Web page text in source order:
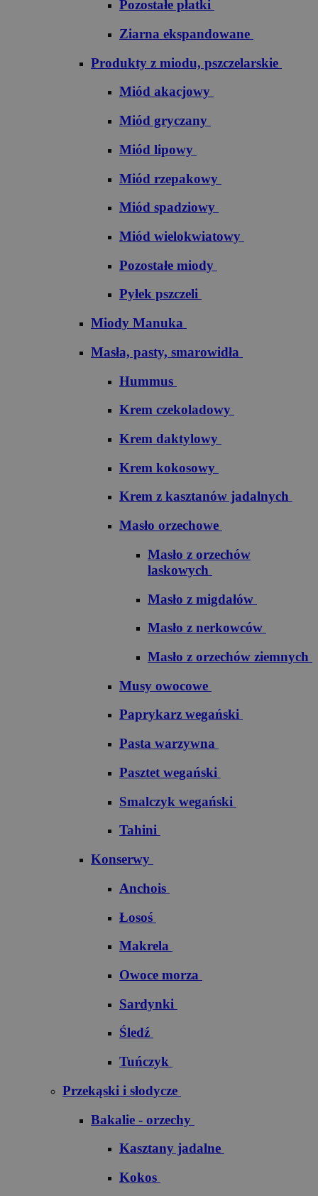
Pozostałe płatki
Ziarna ekspandowane
Produkty z miodu, pszczelarskie
Miód akacjowy
Miód gryczany
Miód lipowy
Miód rzepakowy
Miód spadziowy
Miód wielokwiatowy
Pozostałe miody
Pyłek pszczeli
Miody Manuka
Masła, pasty, smarowidła
Hummus
Krem czekoladowy
Krem daktylowy
Krem kokosowy
Krem z kasztanów jadalnych
Masło orzechowe
Masło z orzechów
laskowych
Masło z migdałów
Masło z nerkowców
Masło z orzechów ziemnych
Musy owocowe
Paprykarz wegański
Pasta warzywna
Pasztet wegański
Smalczyk wegański
Tahini
Konserwy
Anchois
Łosoś
Makrela
Owoce morza
Sardynki
Śledź
Tuńczyk
Przekąski i słodycze
Bakalie - orzechy
Kasztany jadalne
Kokos